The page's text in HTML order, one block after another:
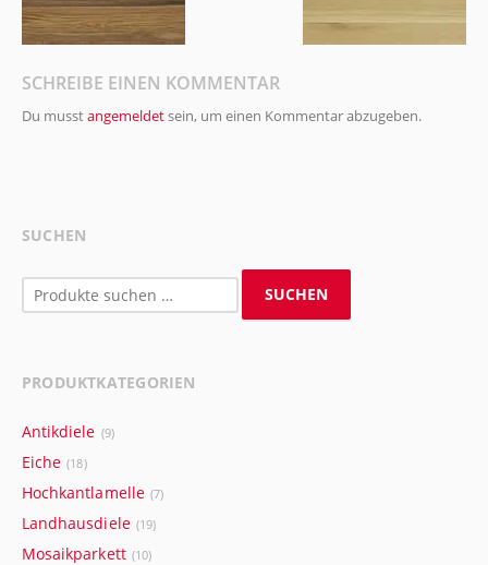
SCHREIBE EINEN KOMMENTAR
Du musstangemeldetsein, um einen Kommentar abzugeben.
SUCHEN
Suchen
nach:
SUCHEN
PRODUKTKATEGORIEN
Antikdiele (9)
Eiche (18)
Hochkantlamelle (7)
Landhausdiele (19)
Mosaikparkett (10)